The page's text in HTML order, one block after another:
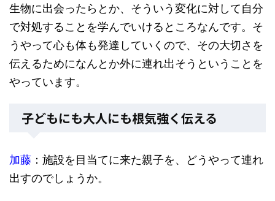
生物に出会ったらとか、そういう変化に対して自分
で対処することを学んでいけるところなんです。そ
うやって心も体も発達していくので、その大切さを
伝えるためになんとか外に連れ出そうということを
やっています。
子どもにも大人にも根気強く伝える
加藤 ：施設を目当てに来た親子を、どうやって連れ
出すのでしょうか。